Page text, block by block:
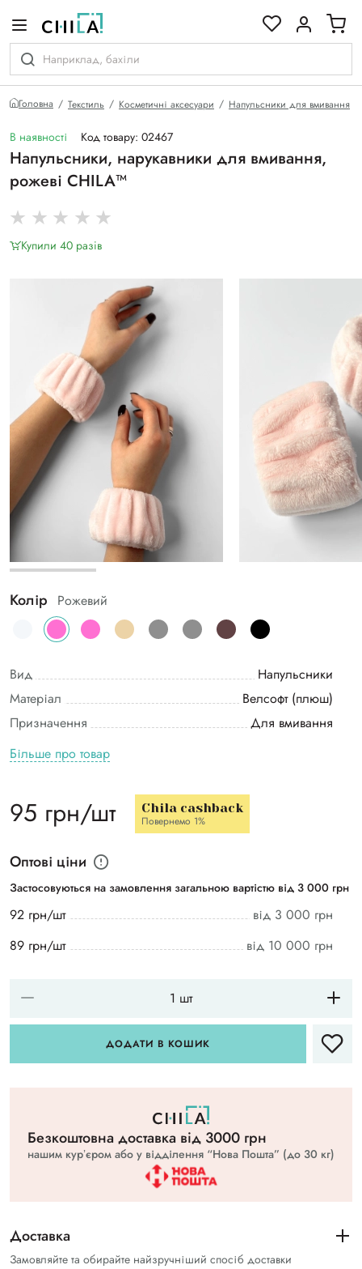
Головна Текстиль Косметичні аксесуари Напульсники для вмивання
В наявності Код товару: 02467
Напульсники, нарукавники для вмивання,
рожеві CHILA™
Купили 40 разiв
Колір Рожевий
Вид
Напульсники
Матеріал
Велсофт (плюш)
Призначення
Для вмивання
Більше про товар
95 грн/шт Chila cashback
Повернемо 1%
Оптові ціни
Застосовуються на замовлення загальною вартістю від 3 000 грн
92 грн/шт
від 3 000 грн
89 грн/шт
від 10 000 грн
ДОДАТИ В КОШИК
Безкоштовна доставка вiд 3000 грн
нашим курʼєром або у відділення “Нова Пошта” (до 30 кг)
Доставка
Замовляйте та обирайте найзручніший спосіб доставки
гамі